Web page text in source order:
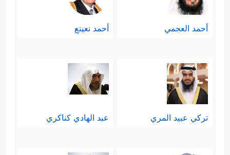
أحمد العجمي أحمد نعينع
تركي عبيد المري عبد الهادي كناكري